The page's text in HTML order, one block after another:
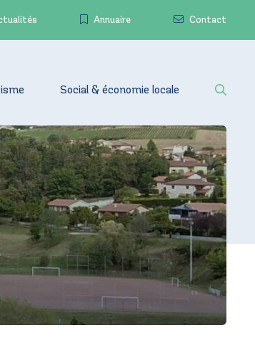
Annuaire Contact
Social & économie locale